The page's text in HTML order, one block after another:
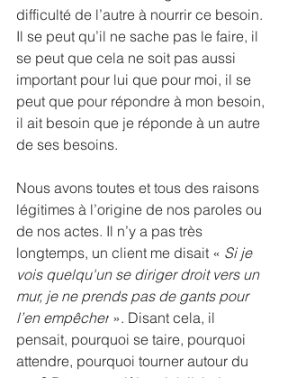
difficulté de l’autre à nourrir ce besoin.
Il se peut qu’il ne sache pas le faire, il
se peut que cela ne soit pas aussi
important pour lui que pour moi, il se
peut que pour répondre à mon besoin,
il ait besoin que je réponde à un autre
de ses besoins.
Nous avons toutes et tous des raisons
légitimes à l’origine de nos paroles ou
de nos actes. Il n’y a pas très
longtemps, un client me disait « Si je
vois quelqu'un se diriger droit vers un
mur, je ne prends pas de gants pour
l’en empêcher ». Disant cela, il
pensait, pourquoi se taire, pourquoi
attendre, pourquoi tourner autour du